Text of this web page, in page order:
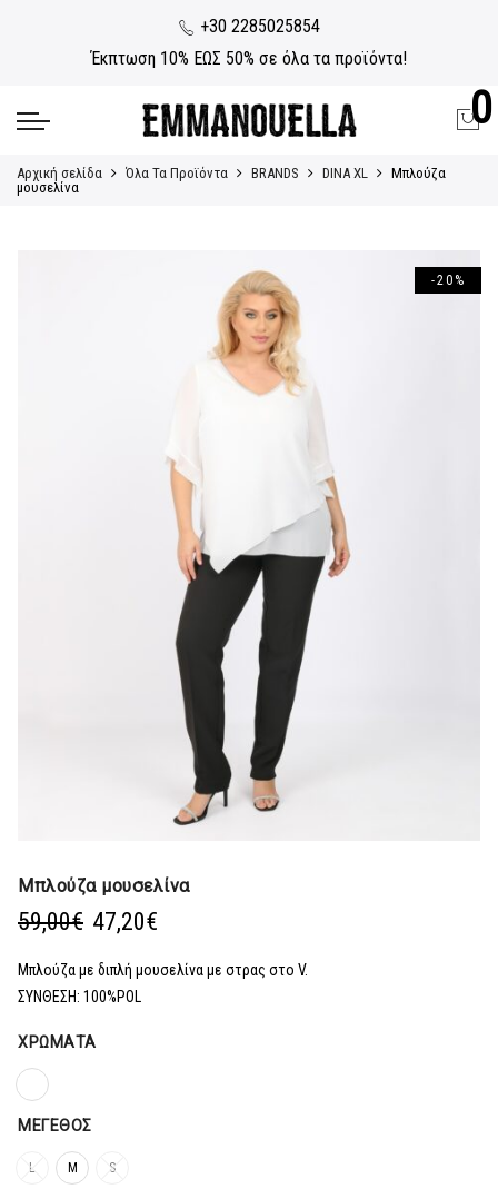
+30 2285025854
Έκπτωση 10% ΕΩΣ 50% σε όλα τα προϊόντα!
0
Αρχική σελίδα Όλα Τα Προϊόντα BRANDS DINA XL
Μπλούζα
μουσελίνα
-20%
Μπλούζα μουσελίνα
59,00€ Original
was:
59,00€.
47,20€
τιμή
Μπλούζα με διπλή μουσελίνα με στρας στο V.
ΣΥΝΘΕΣΗ: 100%POL
ΧΡΏΜΑΤΑ
ΜΈΓΕΘΟΣ
L M S